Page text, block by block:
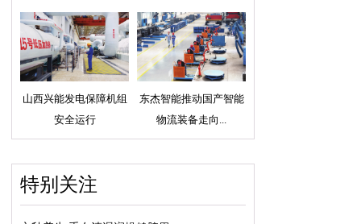
山西兴能发电保障机组
安全运行
东杰智能推动国产智能
物流装备走向...
特别关注